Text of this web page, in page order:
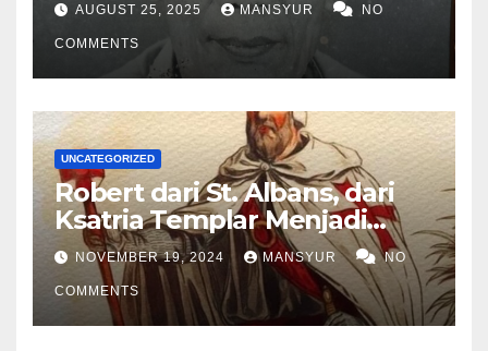
AUGUST 25, 2025 MANSYUR NO
COMMENTS
UNCATEGORIZED
Robert dari St. Albans, dari
Ksatria Templar Menjadi
Komandan Pasukan
Shalahuddin Merebut
Kembali Yerusalem
NOVEMBER 19, 2024 MANSYUR NO
COMMENTS